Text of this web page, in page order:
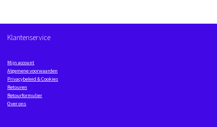
Klantenservice
Mijn account
Algemene voorwaarden
Privacybeleid & Cookies
Retouren
Retourformulier
Over ons